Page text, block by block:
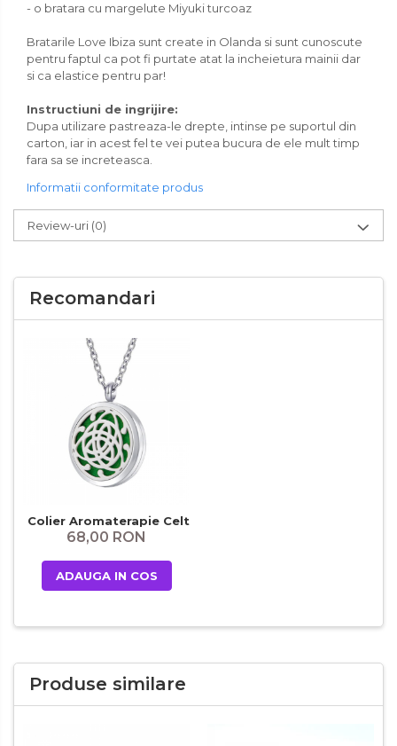
- o bratara cu margelute Miyuki turcoaz
Bratarile Love Ibiza sunt create in Olanda si sunt cunoscute
pentru faptul ca pot fi purtate atat la incheietura mainii dar
si ca elastice pentru par!
Instructiuni de ingrijire:
Dupa utilizare pastreaza-le drepte, intinse pe suportul din
carton, iar in acest fel te vei putea bucura de ele mult timp
fara sa se increteasca.
Informatii conformitate produs
Review-uri (0)
Recomandari
Colier Aromaterapie Celtic Knot
68,00 RON
ADAUGA IN COS
Produse similare